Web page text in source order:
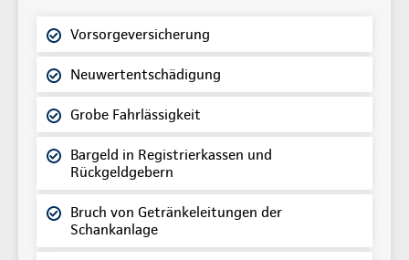
Vorsorgeversicherung
Neuwertentschädigung
Grobe Fahrlässigkeit
Bargeld in Registrierkassen und
Rückgeldgebern
Bruch von Getränkeleitungen der
Schankanlage